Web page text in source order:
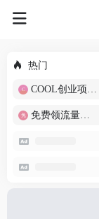
热门
COOL创业项目商城
免费领流量卡-包邮